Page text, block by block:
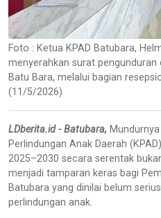
Foto : Ketua KPAD Batubara,
menyerahkan surat pengunduran
Batu Bara, melalui bagian
(11/5/2026)
LDberita.id - Batubara,
Perlindungan Anak Daerah
2025–2030 secara serentak
menjadi tamparan keras bagi
Batubara yang dinilai belum
perlindungan anak.